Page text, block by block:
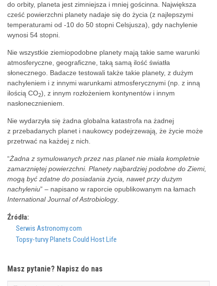
do orbity, planeta jest zimniejsza i mniej gościnna. Największa
cześć powierzchni planety nadaje się do życia (z najlepszymi
temperaturami od -10 do 50 stopni Celsjusza), gdy nachylenie
wynosi 54 stopni.
Nie wszystkie ziemiopodobne planety mają takie same warunki
atmosferyczne, geograficzne, taką samą ilość światła
słonecznego. Badacze testowali także takie planety, z dużym
nachyleniem i z innymi warunkami atmosferycznymi (np. z inną
ilością CO2), z innym rozłożeniem kontynentów i innym
nasłonecznieniem.
Nie wydarzyła się żadna globalna katastrofa na żadnej
z przebadanych planet i naukowcy podejrzewają, że życie może
przetrwać na każdej z nich.
“Żadna z symulowanych przez nas planet nie miała kompletnie
zamarzniętej powierzchni. Planety najbardziej podobne do Ziemi,
mogą być zdatne do posiadania życia, nawet przy dużym
nachyleniu” – napisano w raporcie opublikowanym na łamach
International Journal of Astrobiology.
Źródła:
Serwis Astronomy.com
Topsy-turvy Planets Could Host Life
Masz pytanie? Napisz do nas